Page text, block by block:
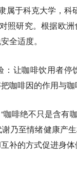
属于科克大学，科
照研究。根据欧
全适度。
让咖啡饮用者
咖啡因的作用与咖
啡绝不只是含有
乃至情绪健康产
补的方式促进身体